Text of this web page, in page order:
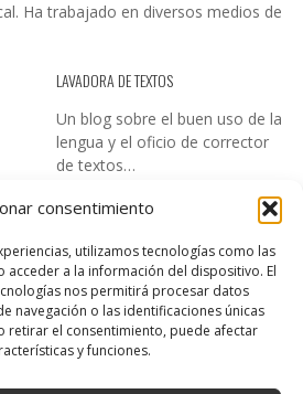
consentimiento
utilizamos tecnologías como las
acceder a la información del dispositivo. El
nos permitirá procesar datos
navegación o las identificaciones únicas
retirar el consentimiento, puede afectar
y funciones.
Ha trabajado en diversos medios de
LAVADORA DE TEXTOS
Un blog sobre el buen uso de la
lengua y el oficio de corrector
de textos…